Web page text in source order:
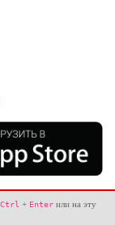
Ctrl + Enter или на эту